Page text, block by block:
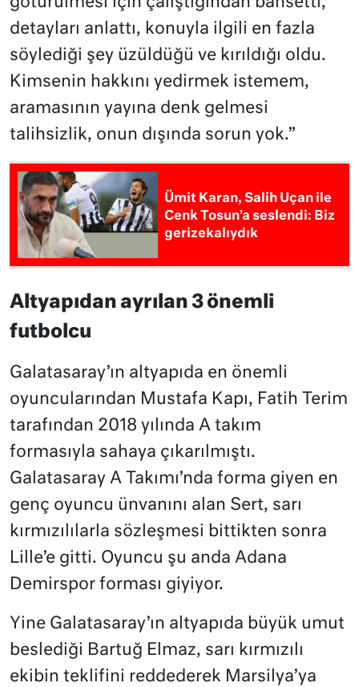
detayları anlattı, konuyla ilgili en fazla
söylediği şey üzüldüğü ve kırıldığı oldu.
Kimsenin hakkını yedirmek istemem,
aramasının yayına denk gelmesi
talihsizlik, onun dışında sorun yok.”
Ümit Karan, Salih Uçan ile
Cenk Tosun’a seslendi: Biz
gerizekalıydık
Altyapıdan ayrılan 3 önemli
futbolcu
Galatasaray’ın altyapıda en önemli
oyuncularından Mustafa Kapı, Fatih Terim
tarafından 2018 yılında A takım
formasıyla sahaya çıkarılmıştı.
Galatasaray A Takımı’nda forma giyen en
genç oyuncu ünvanını alan Sert, sarı
kırmızılılarla sözleşmesi bittikten sonra
Lille’e gitti. Oyuncu şu anda Adana
Demirspor forması giyiyor.
Yine Galatasaray’ın altyapıda büyük umut
beslediği Bartuğ Elmaz, sarı kırmızılı
ekibin teklifini reddederek Marsilya’ya